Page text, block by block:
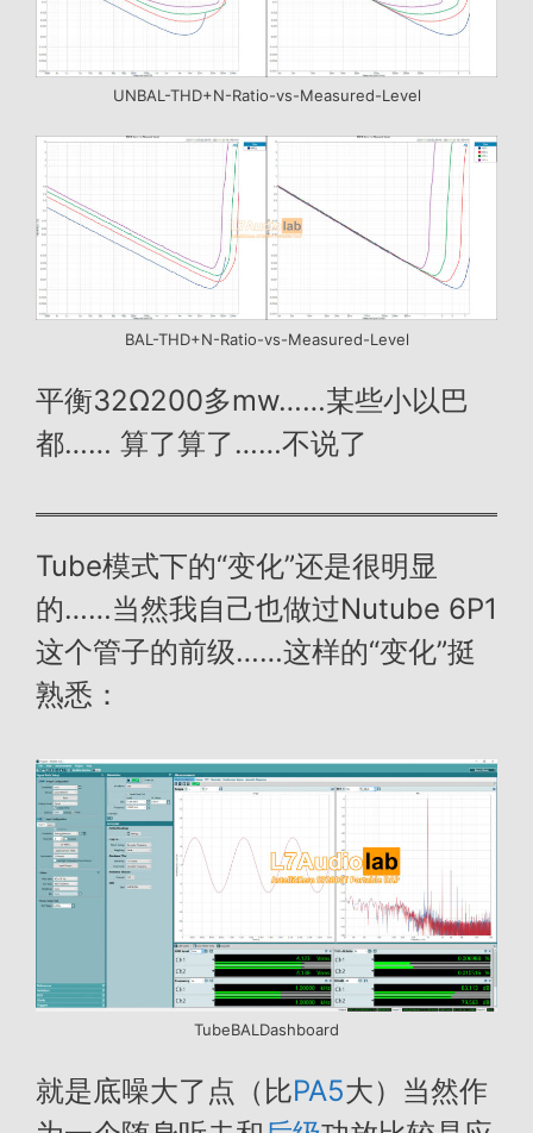
UNBAL-THD+N-Ratio-vs-Measured-Level
BAL-THD+N-Ratio-vs-Measured-Level
平衡32Ω200多mw……某些小以巴
都…… 算了算了……不说了
Tube模式下的“变化”还是很明显
的……当然我自己也做过Nutube 6P1
这个管子的前级……这样的“变化”挺
熟悉：
TubeBALDashboard
就是底噪大了点（比PA5大）当然作